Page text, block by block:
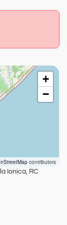
+
−
contributors
Ionica, RC